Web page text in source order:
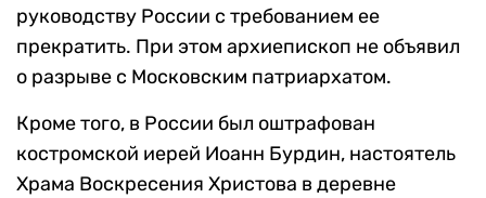
руководству России с требованием ее
прекратить. При этом архиепископ не объявил
о разрыве с Московским патриархатом.
Кроме того, в России был оштрафован
костромской иерей Иоанн Бурдин, настоятель
Храма Воскресения Христова в деревне